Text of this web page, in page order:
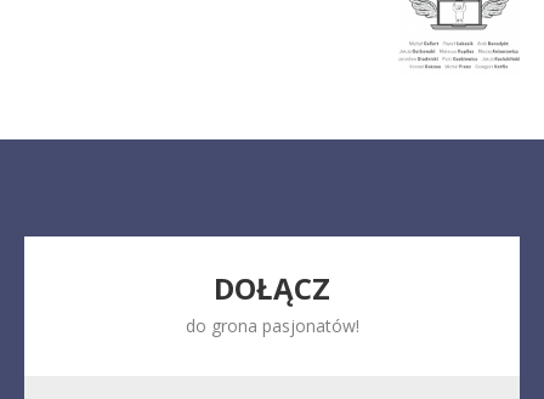
DOŁĄCZ
do grona pasjonatów!